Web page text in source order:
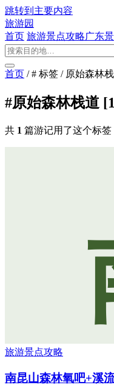
跳转到主要内容
旅游园
首页 旅游景点攻略广东
首页 / # 标签 / 原始森林
#原始森林栈道
共 1 篇游记用了这个标签
旅游景点攻略
南昆山森林氧吧+溪